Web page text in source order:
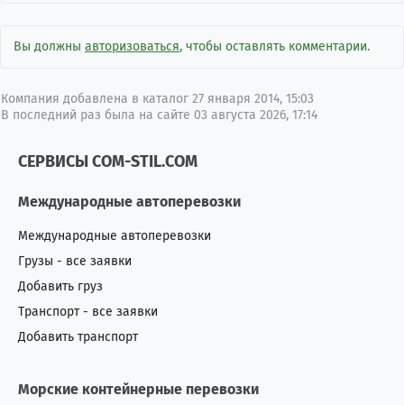
Вы должны авторизоваться, чтобы оставлять комментарии.
Компания добавлена в каталог 27 января 2014, 15:03
В последний раз была на сайте 03 августа 2026, 17:14
СЕРВИСЫ COM-STIL.COM
Международные автоперевозки
Международные автоперевозки
Грузы - все заявки
Добавить груз
Транспорт - все заявки
Добавить транспорт
Морские контейнерные перевозки